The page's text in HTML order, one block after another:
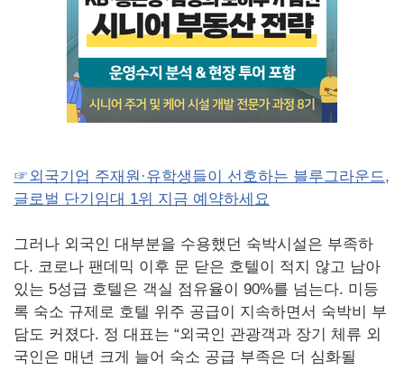
☞외국기업 주재원·유학생들이 선호하는 블루그라운드,
글로벌 단기임대 1위 지금 예약하세요
그러나 외국인 대부분을 수용했던 숙박시설은 부족하
다. 코로나 팬데믹 이후 문 닫은 호텔이 적지 않고 남아
있는 5성급 호텔은 객실 점유율이 90%를 넘는다. 미등
록 숙소 규제로 호텔 위주 공급이 지속하면서 숙박비 부
담도 커졌다. 정 대표는 “외국인 관광객과 장기 체류 외
국인은 매년 크게 늘어 숙소 공급 부족은 더 심화될